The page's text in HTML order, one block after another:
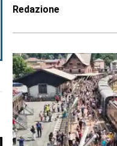
Redazione